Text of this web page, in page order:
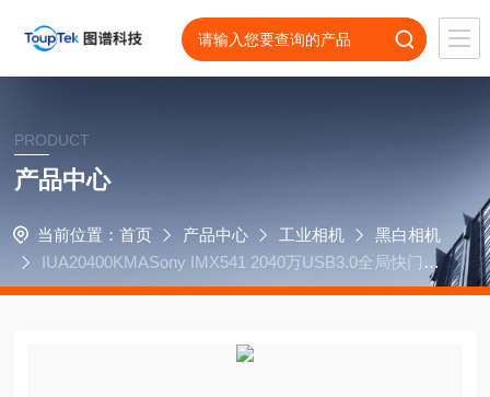
PRODUCT
产品中心
当前位置： 首页 产品中心 工业相机
黑白相机
IUA20400KMASony IMX541 2040万USB3.0全局快门黑
白相机